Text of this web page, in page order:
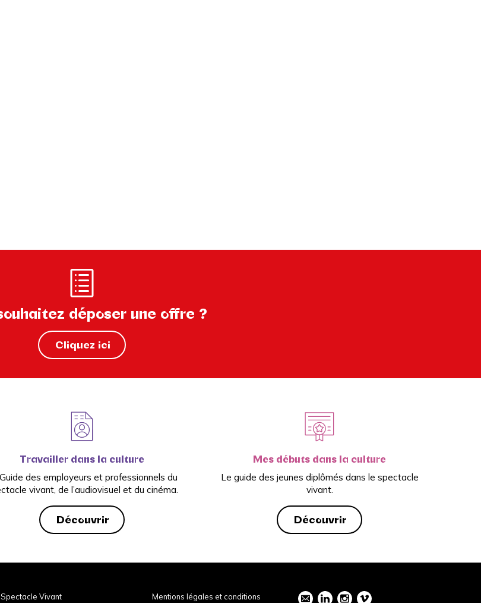
déposer une offre ?
Cliquez ici
Travailler dans la culture
des employeurs et professionnels du
vivant, de l’audiovisuel et du cinéma.
Découvrir
Mes débuts dans la culture
Le guide des jeunes diplômés dans le spectacle
vivant.
Découvrir
Vivant
Mentions légales et conditions